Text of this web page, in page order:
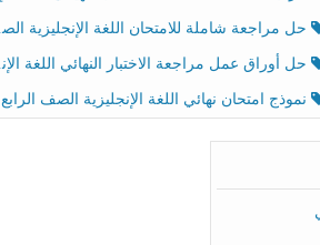
حل مراجعة شاملة للامتحان اللغة الإنجليزية الصف الخامس الفصل الثالث
حل أوراق عمل مراجعة الاختبار النهائي اللغة الإنجليزية الصف الرابع الفصل الثالث
نموذج امتحان نهائي اللغة الإنجليزية الصف الرابع الفصل الثالث